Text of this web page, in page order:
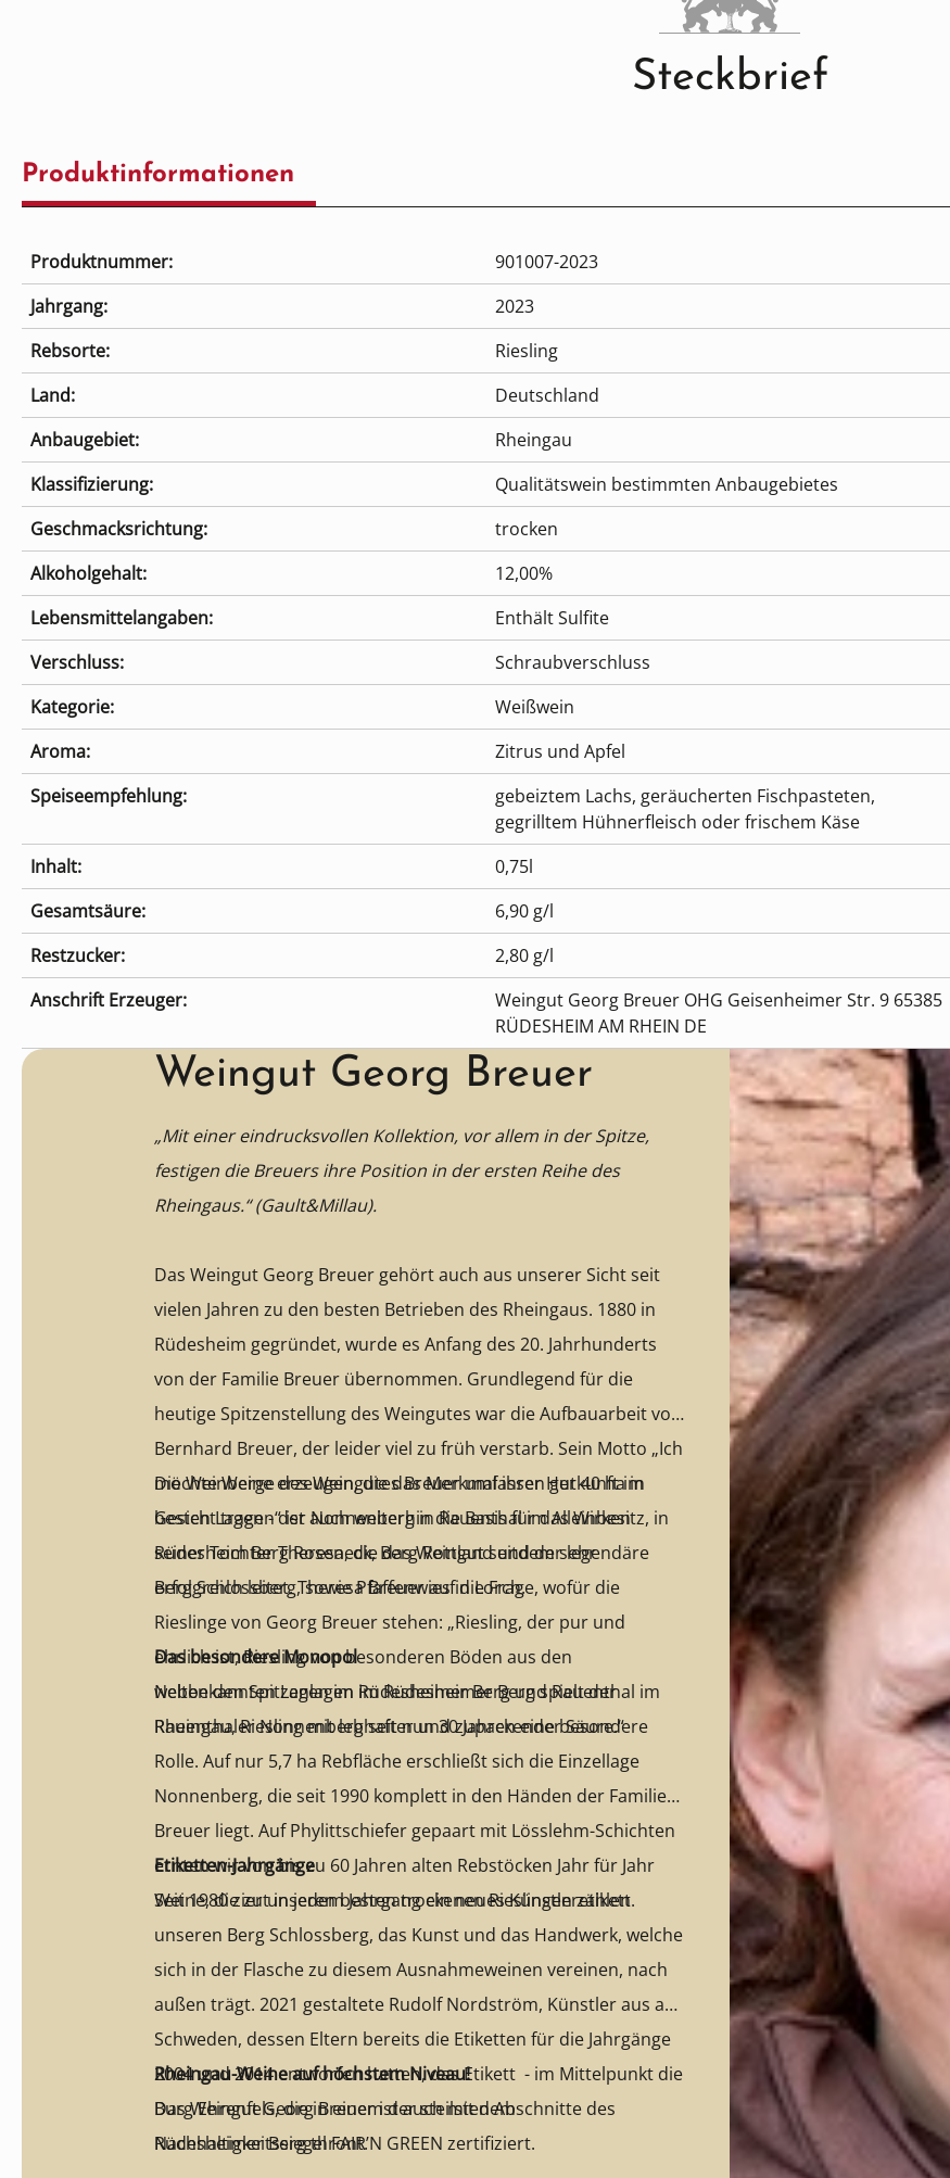
Steckbrief
Produktinformationen
Produktnummer: 901007-2023
Kategorie: Weißwein
Lebensmittelangaben: Enthält Sulfite
Land:
Deutschland
Anbaugebiet:
Rheingau
Rebsorte: Riesling
Jahrgang: 2023
Geschmacksrichtung:
trocken
Alkoholgehalt:
12,00%
Klassifizierung: Qualitätswein bestimmten Anbaugebietes
Aroma: Zitrus und Apfel
Verschluss: Schraubverschluss
Speiseempfehlung:
gebeiztem Lachs, geräucherten Fischpasteten,
gegrilltem Hühnerfleisch oder frischem Käse
Inhalt:
0,75l
Gesamtsäure:
6,90 g/l
Restzucker:
2,80 g/l
Anschrift Erzeuger:
Weingut Georg Breuer OHG Geisenheimer Str. 9 65385
RÜDESHEIM AM RHEIN DE
Weingut Georg Breuer
„Mit einer eindrucksvollen Kollektion, vor allem in der Spitze,
festigen die Breuers ihre Position in der ersten Reihe des
Rheingaus.“ (Gault&Millau).
Das Weingut Georg Breuer gehört auch aus unserer Sicht seit
vielen Jahren zu den besten Betrieben des Rheingaus. 1880 in
Rüdesheim gegründet, wurde es Anfang des 20. Jahrhunderts
von der Familie Breuer übernommen. Grundlegend für die
heutige Spitzenstellung des Weingutes war die Aufbauarbeit von
Bernhard Breuer, der leider viel zu früh verstarb. Sein Motto „Ich
möchte Weine erzeugen, die das Merkmal ihrer Herkunft im
Gesicht tragen“ ist auch weiterhin die Basis für das Wirken
seiner Tochter Theresa, die das Weingut seitdem sehr
erfolgreich leitet. Theresa Breuer auf die Frage, wofür die
Rieslinge von Georg Breuer stehen: „Riesling, der pur und
ehrlich ist, Riesling von besonderen Böden aus den
weltbekannten Lagen im Rüdesheimer Berg und Rauenthal im
Rheingau, Riesling mit lebhafter und zupackender Säure.“
Die Weinberge des Weingutes Breuer umfassen gut 40 ha in
besten Lagen - der Nonnenberg in Rauenthal im Alleinbesitz, in
Rüdesheim Berg Roseneck, Berg Rottland und der legendäre
Berg Schlossberg, sowie Pfaffenwies in Lorch.
Das besondere Monopol
Neben den Spitzenlagen im Rüdesheimer Berg spielt der
Rauenthaler Nonnenberg seit nun 30 Jahren eine besondere
Rolle. Auf nur 5,7 ha Rebfläche erschließt sich die Einzellage
Nonnenberg, die seit 1990 komplett in den Händen der Familie
Breuer liegt. Auf Phylittschiefer gepaart mit Lösslehm-Schichten
ernten wir von bis zu 60 Jahren alten Rebstöcken Jahr für Jahr
Weine, die zu unseren besten trockenen Rieslingen zählen.
Etiketten-Jahrgänge
Seit 1980 ziert in jedem Jahrgang ein neues Künstleretikett
unseren Berg Schlossberg, das Kunst und das Handwerk, welche
sich in der Flasche zu diesem Ausnahmeweinen vereinen, nach
außen trägt. 2021 gestaltete Rudolf Nordström, Künstler aus aus
Schweden, dessen Eltern bereits die Etiketten für die Jahrgänge
2004 und 2014 entworfen hatten, das Etikett - im Mittelpunkt die
Burg Ehrenfels, die in einem der steilsten Abschnitte des
Rüdesheimer Berg thront.
Rheingau-Weine auf höchstem Niveau!
Das Weingut Georg Breuer ist auch mit dem
Nachhaltigkeitssiegel FAIR’N GREEN zertifiziert.